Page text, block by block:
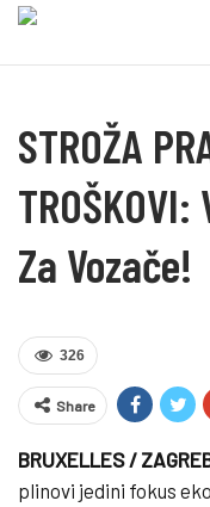
STROŽA
Za Vozače!
326
Share
BRUXELLES /
plinovi jedini fokus